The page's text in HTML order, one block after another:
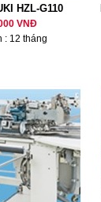
HZL-G110
VNĐ
: 12 tháng